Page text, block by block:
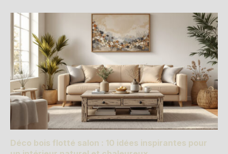
Déco bois flotté salon : 10 idées inspirantes pour